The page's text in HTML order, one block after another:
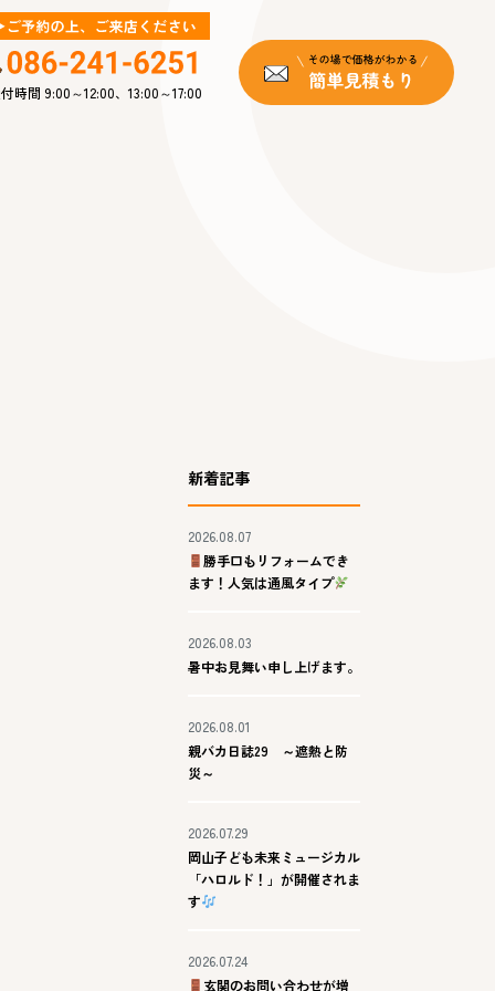
時間 9:00～12:00、13:00～17:00
新着記事
2026.08.07
勝手口もリフォームでき
ます！人気は通風タイプ
2026.08.03
暑中お見舞い申し上げます。
2026.08.01
親バカ日誌29 ～遮熱と防
災～
2026.07.29
岡山子ども未来ミュージカル
「ハロルド！」が開催されま
す
2026.07.24
玄関のお問い合わせが増